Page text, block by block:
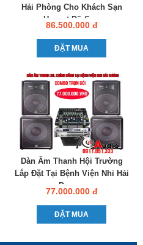
Hải Phòng Cho Khách Sạn
Hanvet Đồ Sơn
86.500.000 đ
ĐẶT MUA
Dàn Âm Thanh Hội Trường
Lắp Đặt Tại Bệnh Viện Nhi Hải
Dương
77.000.000 đ
ĐẶT MUA